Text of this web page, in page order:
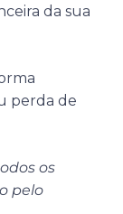
da sua
perda de
os
pelo